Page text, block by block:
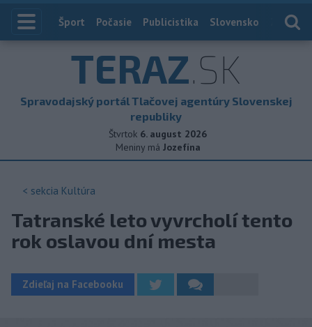
Index
Šport Počasie Publicistika Slovensko
TERAZ.SK
Spravodajský portál Tlačovej agentúry Slovenskej
republiky
Štvrtok 6. august 2026
Meniny má Jozefína
< sekcia Kultúra
Tatranské leto vyvrcholí tento
rok oslavou dní mesta
Zdieľaj na Facebooku